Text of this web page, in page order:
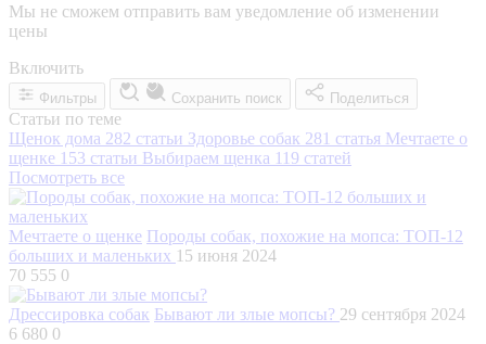
Мы не сможем отправить вам уведомление об изменении
цены
Включить
Фильтры Сохранить поиск Поделиться
Статьи по теме
Щенок дома 282 статьи Здоровье собак 281 статья Мечтаете о
щенке 153 статьи Выбираем щенка 119 статей
Посмотреть все
Мечтаете о щенке Породы собак, похожие на мопса: ТОП-12
больших и маленьких 15 июня 2024
70 555 0
Дрессировка собак Бывают ли злые мопсы? 29 сентября 2024
6 680 0